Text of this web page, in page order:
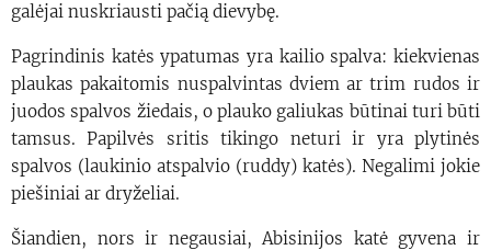
galėjai nuskriausti pačią dievybę.
Pagrindinis katės ypatumas yra kailio spalva: kiekvienas
plaukas pakaitomis nuspalvintas dviem ar trim rudos ir
juodos spalvos žiedais, o plauko galiukas būtinai turi būti
tamsus. Papilvės sritis tikingo neturi ir yra plytinės
spalvos (laukinio atspalvio (ruddy) katės). Negalimi jokie
piešiniai ar dryželiai.
Šiandien, nors ir negausiai, Abisinijos katė gyvena ir